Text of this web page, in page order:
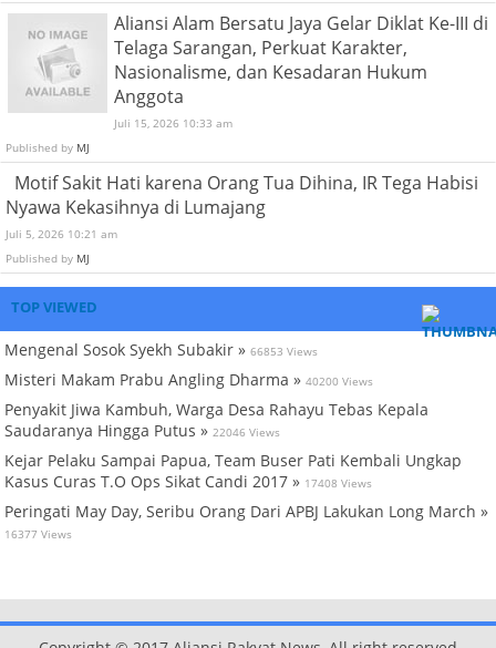
Aliansi Alam Bersatu Jaya Gelar Diklat Ke-III di
Telaga Sarangan, Perkuat Karakter,
Nasionalisme, dan Kesadaran Hukum
Anggota
Juli 15, 2026 10:33 am
Published by MJ
Motif Sakit Hati karena Orang Tua Dihina, IR Tega Habisi
Nyawa Kekasihnya di Lumajang
Juli 5, 2026 10:21 am
Published by MJ
TOP VIEWED
Mengenal Sosok Syekh Subakir » 66853 Views
Misteri Makam Prabu Angling Dharma » 40200 Views
Penyakit Jiwa Kambuh, Warga Desa Rahayu Tebas Kepala
Saudaranya Hingga Putus » 22046 Views
Kejar Pelaku Sampai Papua, Team Buser Pati Kembali Ungkap
Kasus Curas T.O Ops Sikat Candi 2017 » 17408 Views
Peringati May Day, Seribu Orang Dari APBJ Lakukan Long March »
16377 Views